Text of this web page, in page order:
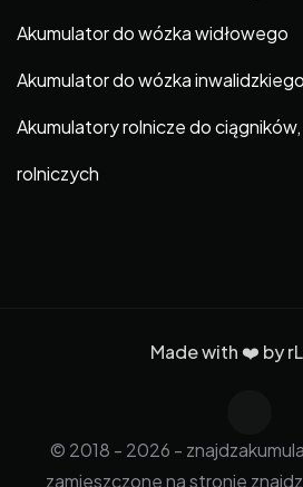
Akumulator do wózka widłowego
Akumulator do wózka inwalidzkiego
Akumulatory rolnicze do
rolniczych
Made with ❤️ by
© 2018 - 2026 -
zamieszczone na stronie